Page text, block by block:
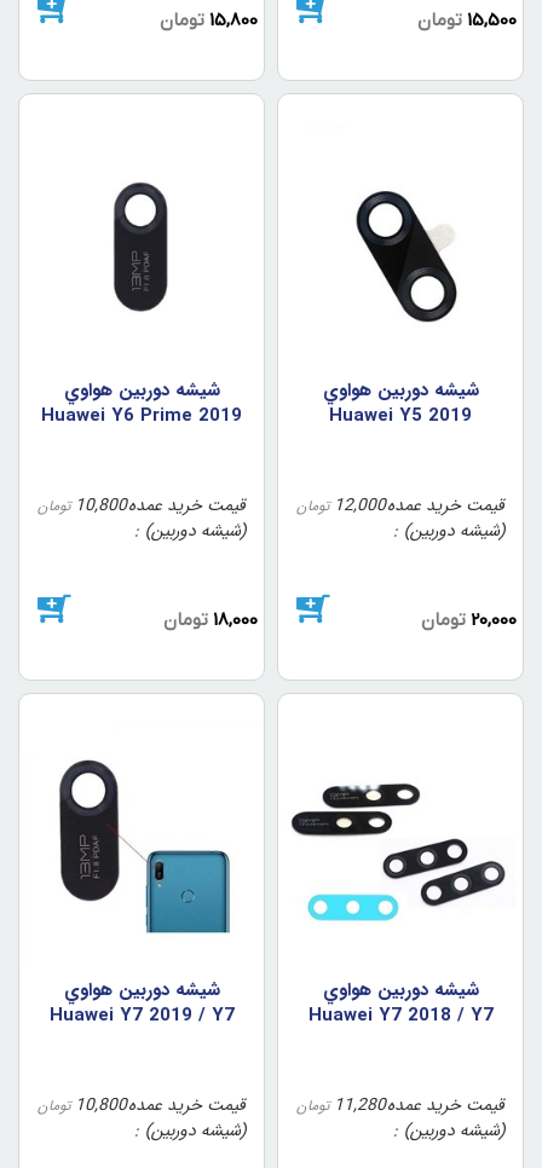
15,500 تومان 15,800 تومان
شيشه دوربين هواوي
Huawei Y5 2019
قیمت خرید عمده
(شیشه دوربین)
12,000 تومان
20,000 تومان
شيشه دوربين هواوي
Huawei Y6 Prime 2019
قیمت خرید عمده
(شیشه دوربین)
10,800 تومان
18,000 تومان
شيشه دوربين هواوي
Huawei Y7 2018 / Y7
قیمت خرید عمده
(شیشه دوربین)
11,280 تومان
شيشه دوربين هواوي
Huawei Y7 2019 / Y7
قیمت خرید عمده
(شیشه دوربین)
10,800 تومان